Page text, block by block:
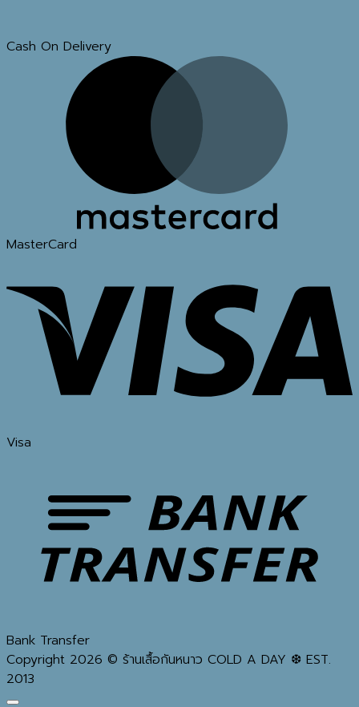
Cash On Delivery
MasterCard
Visa
Bank Transfer
Copyright 2026 © ร้านเสื้อกันหนาว COLD A DAY ❆ EST.
2013